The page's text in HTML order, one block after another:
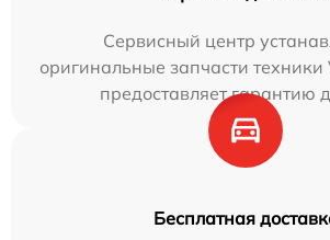
Сервисный центр
оригинальные запчасти техники
предоставляет гарантию
Бесплатная